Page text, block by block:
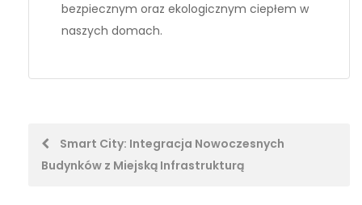
bezpiecznym oraz ekologicznym ciepłem w
naszych domach.
Post
navigation
Smart City: Integracja Nowoczesnych
Budynków z Miejską Infrastrukturą